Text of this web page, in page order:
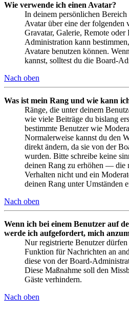
Wie verwende ich einen Avatar?
In deinem persönlichen
Avatar über eine der folgenden
Gravatar, Galerie, Remote
Administration kann
Avatare benutzen können.
kannst, solltest du die Board-
Nach oben
Was ist mein Rang und wie kann
Ränge, die unter deinem
wie viele Beiträge du bislang
bestimmte Benutzer wie
Normalerweise kannst du den
direkt ändern, da sie von der
wurden. Bitte schreibe keine
deinen Rang zu erhöhen — die
Verhalten nicht und ein
deinen Rang unter Umständen
Nach oben
Wenn ich bei einem Benutzer auf
werde ich aufgefordert, mich
Nur registrierte Benutzer
Funktion für Nachrichten an
diese von der Board-
Diese Maßnahme soll den
Gäste verhindern.
Nach oben